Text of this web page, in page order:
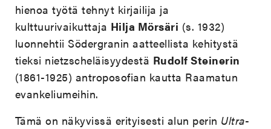
hienoa työtä tehnyt kirjailija ja
kulttuurivaikuttaja Hilja Mörsäri (s. 1932)
luonnehtii Södergranin aatteellista kehitystä
tieksi nietzscheläisyydestä Rudolf Steinerin
(1861-1925) antroposofian kautta Raamatun
evankeliumeihin.
Tämä on näkyvissä erityisesti alun perin Ultra-